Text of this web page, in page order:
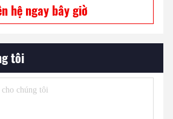
hệ ngay bây giờ
tôi